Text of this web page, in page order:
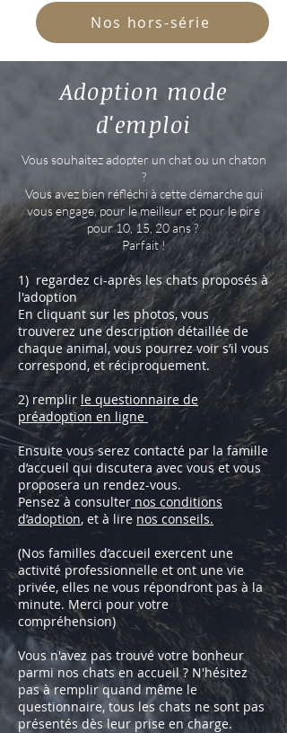
Nos hors-série
Adoption mode
d'emploi
Vous souhaitez adopter un chat ou un chaton
?
Vous avez bien réfléchi à cette démarche qui
vous engage, pour le meilleur et pour le pire
pour 10, 15, 20 ans ?
Parfait !
1) regardez ci-après les chats proposés à
l'adoption
En cliquant sur les photos, vous
trouverez une description détaillée de
chaque animal, vous pourrez voir s’il vous
correspond, et réciproquement.
2) remplir le questionnaire de
préadoption en ligne
Ensuite vous serez contacté par la famille
d’accueil qui discutera avec vous et vous
proposera un rendez-vous.
Pensez à consulter nos conditions
d’adoption, et à lire nos conseils.
(Nos familles d’accueil exercent une
activité professionnelle et ont une vie
privée, elles ne vous répondront pas à la
minute. Merci pour votre
compréhension)
Vous n'avez pas trouvé votre bonheur
parmi nos chats en accueil ? N'hésitez
pas à remplir quand même le
questionnaire, tous les chats ne sont pas
présentés dès leur prise en charge.